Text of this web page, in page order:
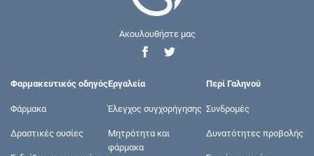
Ακουλουθήστε μας
Φαρμακευτικός οδηγός
Φάρμακα
Δραστικές ουσίες
Εργαλεία
Έλεγχος συγχορήγησης
Μητρότητα και
φάρμακα
Περί Γαληνού
Συνδρομές
Δυνατότητες προβολής